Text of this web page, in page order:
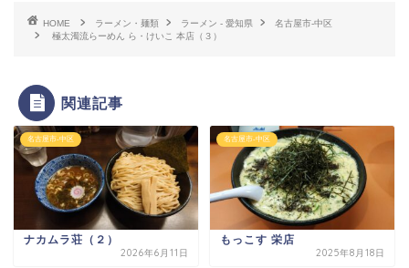
HOME ラーメン・麺類 ラーメン - 愛知県
名古屋市-中区
極太濁流らーめん ら・けいこ 本店（３）
関連記事
名古屋市-中区
ナカムラ荘（２）
2026年6月11日
名古屋市-中区
もっこす 栄店
2025年8月18日